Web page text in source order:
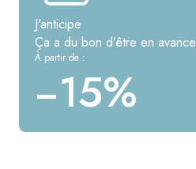
J'anticipe
Ça a du bon d’être en avance
À partir de :
−15%